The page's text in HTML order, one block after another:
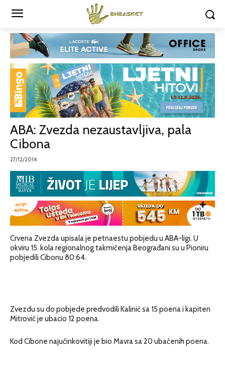
ABA: Zvezda nezaustavljiva, pala
Cibona
27/12/2014
Crvena Zvezda upisala je petnaestu pobjedu u ABA-ligi. U
okviru 15. kola regionalnog takmičenja Beograđani su u Pioniru
pobjedili Cibonu 80:64.
Zvezdu su do pobjede predvodili Kalinić sa 15 poena i kapiten
Mitrović je ubacio 12 poena.
Kod Cibone najučinkovitiji je bio Mavra sa 20 ubačenih poena.